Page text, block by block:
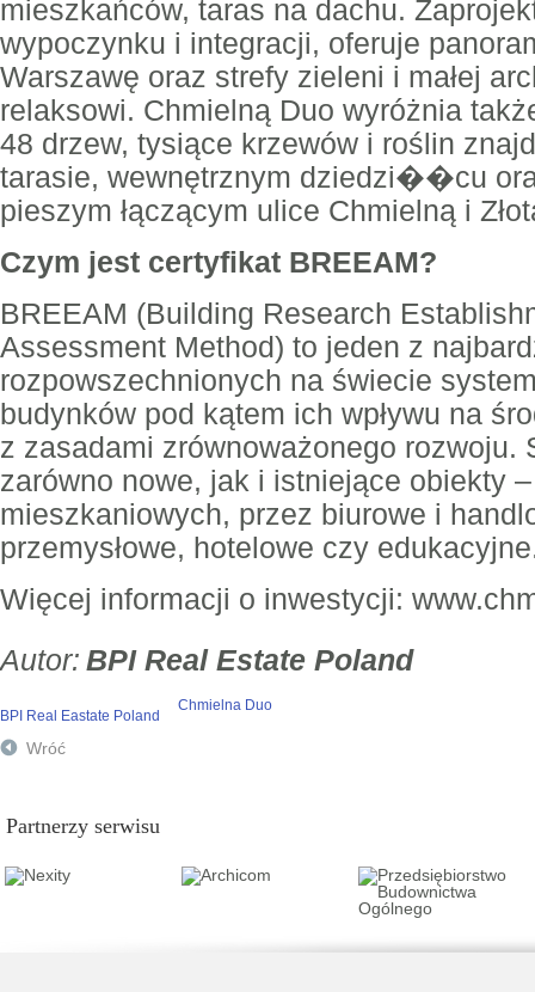
mieszkańców, taras na dachu.
wypoczynku i integracji, oferuje
Warszawę oraz strefy zieleni i małej
relaksowi. Chmielną Duo wyróżnia
48 drzew, tysiące krzewów i roślin
tarasie, wewnętrznym dziedzi��cu
pieszym łączącym ulice Chmielną i
Czym jest certyfikat BREEAM?
BREEAM (Building Research
Assessment Method) to jeden z
rozpowszechnionych na świecie
budynków pod kątem ich wpływu na
z zasadami zrównoważonego rozwoju.
zarówno nowe, jak i istniejące obiekty
mieszkaniowych, przez biurowe i
przemysłowe, hotelowe czy
Więcej informacji o inwestycji:
BPI Real Estate Poland
BPI Real Eastate Poland
Chmielna Duo
Wróć
Partnerzy serwisu